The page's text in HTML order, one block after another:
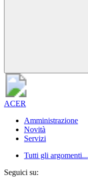
ACER
Amministrazione
Novità
Servizi
Tutti gli argomenti...
Seguici su: